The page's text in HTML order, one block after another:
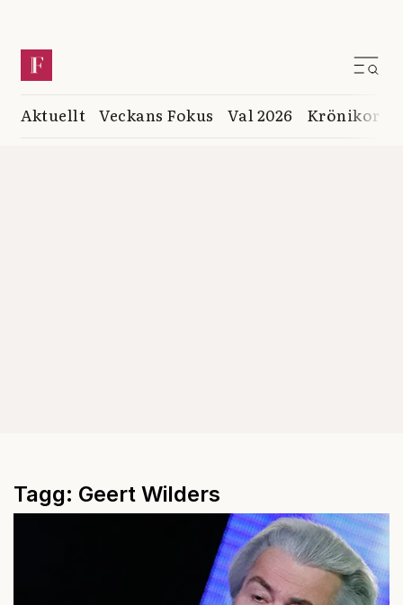
Aktuellt Veckans Fokus Val 2026 Krönikor
Tagg: Geert Wilders